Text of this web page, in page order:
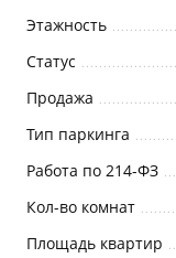
Этажность
Статус
Продажа
Тип паркинга
Работа по 214-ФЗ
Кол-во комнат
Площадь квартир